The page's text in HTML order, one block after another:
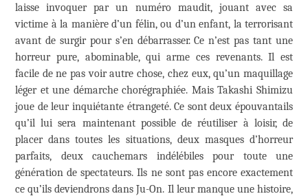
laisse invoquer par un numéro maudit, jouant avec sa
victime à la manière d’un félin, ou d’un enfant, la terrorisant
avant de surgir pour s’en débarrasser. Ce n’est pas tant une
horreur pure, abominable, qui arme ces revenants. Il est
facile de ne pas voir autre chose, chez eux, qu’un maquillage
léger et une démarche chorégraphiée. Mais Takashi Shimizu
joue de leur inquiétante étrangeté. Ce sont deux épouvantails
qu’il lui sera maintenant possible de réutiliser à loisir, de
placer dans toutes les situations, deux masques d’horreur
parfaits, deux cauchemars indélébiles pour toute une
génération de spectateurs. Ils ne sont pas encore exactement
ce qu’ils deviendrons dans Ju-On. Il leur manque une histoire,